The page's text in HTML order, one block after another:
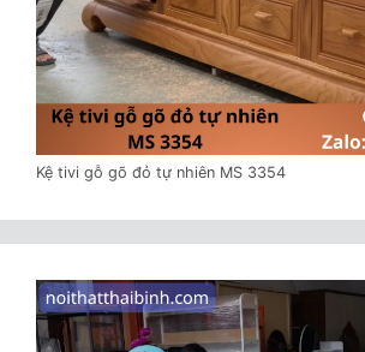
Kệ tivi gỗ gõ đỏ tự nhiên MS 3354